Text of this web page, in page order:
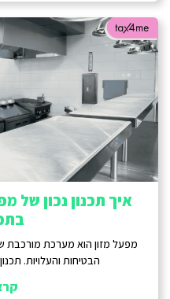
איך תכנון נכון של
מפעל מזון הוא מערכת מורכבת
הבטיחות והעלויות.